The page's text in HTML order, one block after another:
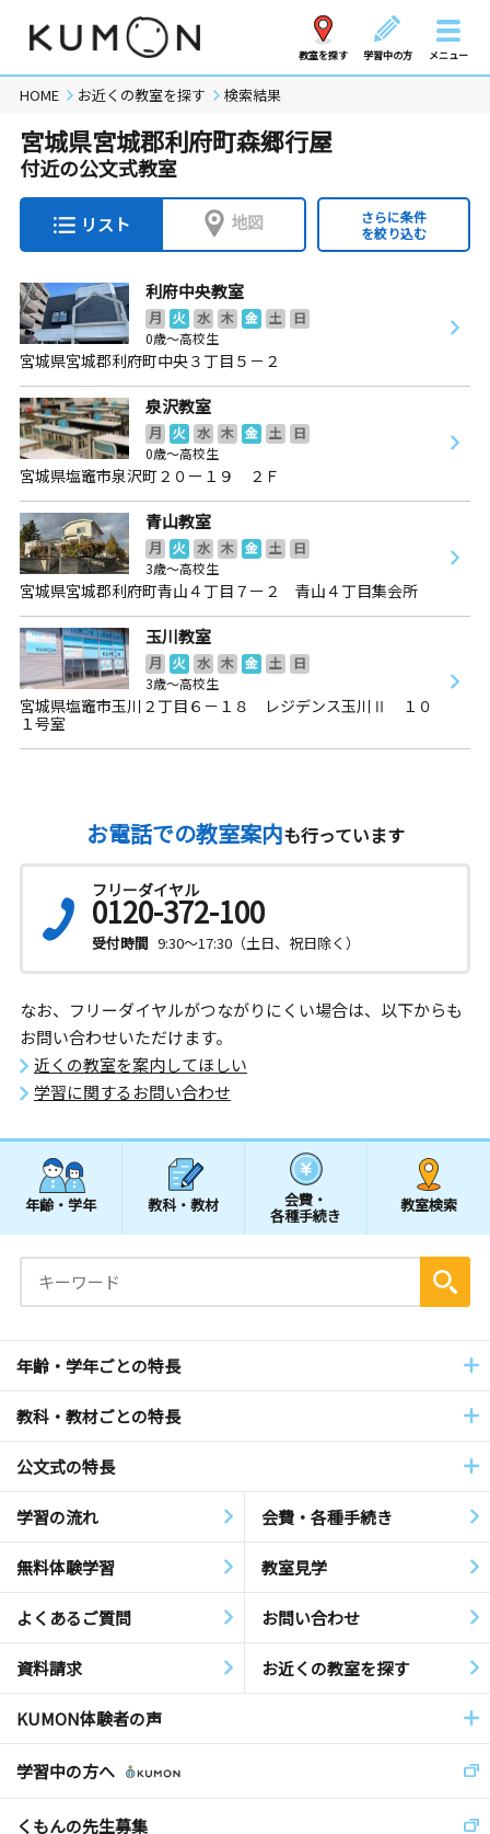
教室を探す 学習中の方 メニュー
HOME お近くの教室を探す 検索結果
宮城県宮城郡利府町森郷行屋
付近の公文式教室
リスト 地図
さらに条件
を絞り込む
利府中央教室
月 火 水 木 金 土
日
0歳～高校生
宮城県宮城郡利府町中央３丁目５－２
泉沢教室
月 火 水 木 金 土
日
0歳～高校生
宮城県塩竈市泉沢町２０ー１９ ２Ｆ
青山教室
月 火 水 木 金 土
日
3歳～高校生
宮城県宮城郡利府町青山４丁目７ー２ 青山４丁目集会所
玉川教室
月 火 水 木 金 土
日
3歳～高校生
宮城県塩竈市玉川２丁目６－１８ レジデンス玉川Ⅱ １０
１号室
お電話での教室案内も行っています
フリーダイヤル
0120-372-100
受付時間 9:30～17:30（土日、祝日除く）
なお、フリーダイヤルがつながりにくい場合は、以下からも
お問い合わせいただけます。
近くの教室を案内してほしい
学習に関するお問い合わせ
年齢・学年 教科・教材 会費・
各種手続き
教室検索
年齢・学年ごとの特長
教科・教材ごとの特長
公文式の特長
学習の流れ 会費・各種手続き
無料体験学習 教室見学
よくあるご質問 お問い合わせ
資料請求 お近くの教室を探す
KUMON体験者の声
学習中の方へ
くもんの先生募集